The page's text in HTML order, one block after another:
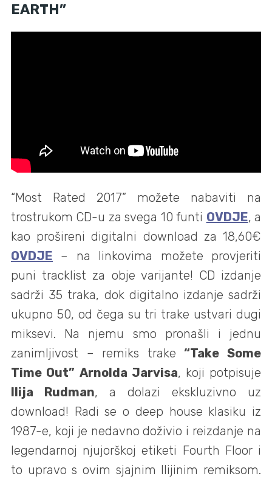
EARTH”
“Most Rated 2017” možete nabaviti na
trostrukom CD-u za svega 10 funti OVDJE, a
kao prošireni digitalni download za 18,60€
OVDJE – na linkovima možete provjeriti
puni tracklist za obje varijante! CD izdanje
sadrži 35 traka, dok digitalno izdanje sadrži
ukupno 50, od čega su tri trake ustvari dugi
miksevi. Na njemu smo pronašli i jednu
zanimljivost – remiks trake“Take Some
Time Out” Arnolda Jarvisa, koji potpisuje
Ilija Rudman, a dolazi ekskluzivno uz
download! Radi se o deep house klasiku iz
1987-e, koji je nedavno doživio i reizdanje na
legendarnoj njujorškoj etiketi Fourth Floor i
to upravo s ovim sjajnim Ilijinim remiksom.